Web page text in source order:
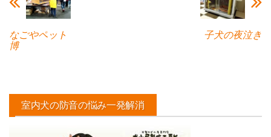
なごやペット
博
子犬の夜泣き
室内犬の防音の悩み一発解消